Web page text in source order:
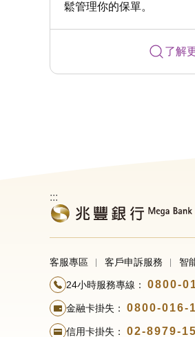
鬆管理你的保單。
了解
:::
客服專區 客戶申訴服務 智
24小時服務專線： 0800-
金融卡掛失： 0800-016-
信用卡掛失： 02-8979-